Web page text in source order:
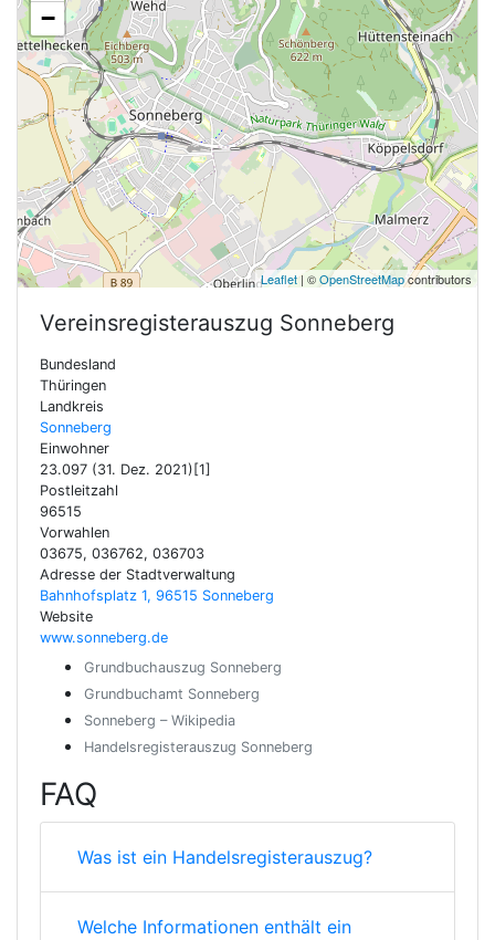
−
Leaflet| ©OpenStreetMapcontributors
Vereinsregisterauszug Sonneberg
Bundesland
Thüringen
Landkreis
Sonneberg
Einwohner
23.097 (31. Dez. 2021)[1]
Postleitzahl
96515
Vorwahlen
03675, 036762, 036703
Adresse der Stadtverwaltung
Bahnhofsplatz 1, 96515 Sonneberg
Website
www.sonneberg.de
Grundbuchauszug Sonneberg
Grundbuchamt Sonneberg
Sonneberg – Wikipedia
Handelsregisterauszug Sonneberg
FAQ
Was ist ein Handelsregisterauszug?
Welche Informationen enthält ein